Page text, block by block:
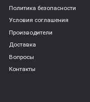
Политика безопасности
Условия соглашения
Производители
Доставка
Вопросы
Контакты